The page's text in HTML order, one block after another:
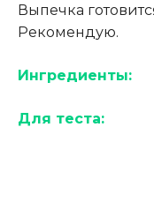
Выпечка
Рекомендую.
Ингредиенты:
Для теста: